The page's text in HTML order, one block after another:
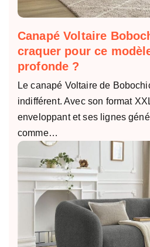
Canapé Voltaire
craquer pour ce
profonde ?
Le canapé Voltaire de
indifférent. Avec son format
enveloppant et ses lignes
comme…